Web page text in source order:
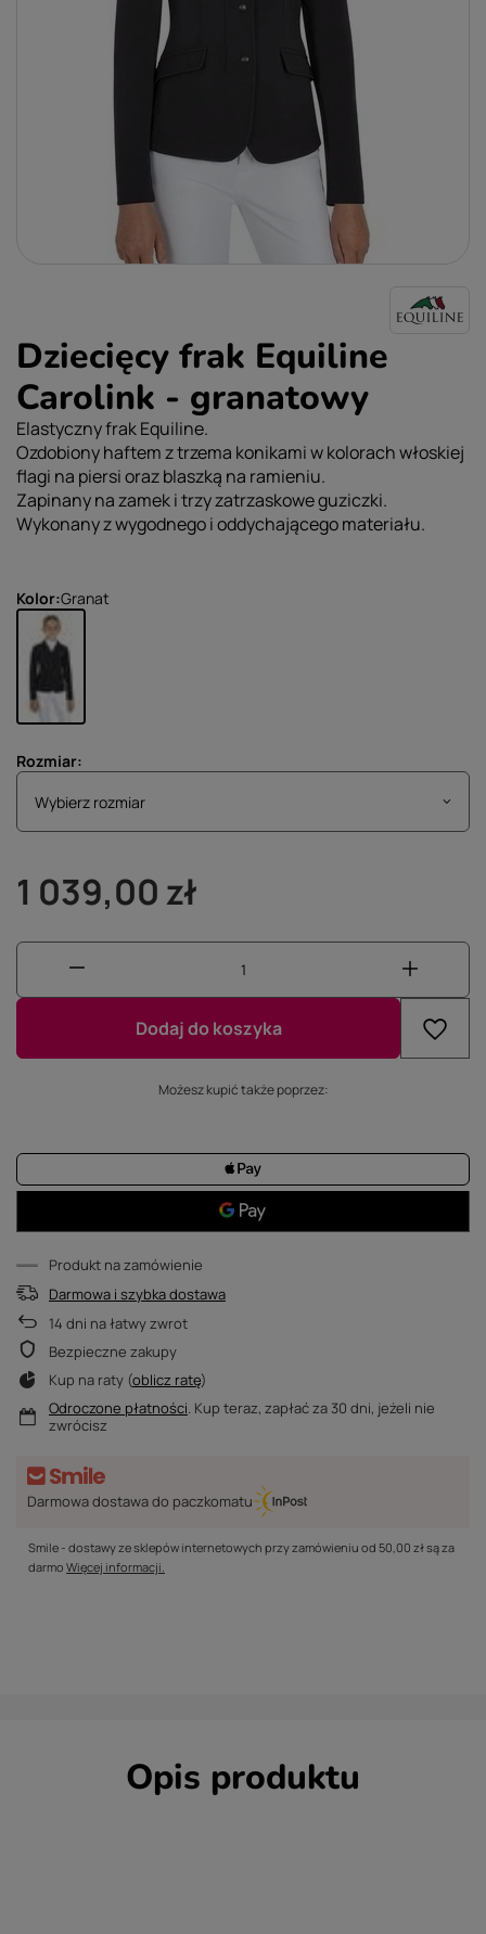
Dziecięcy frak Equiline
Carolink - granatowy
Elastyczny frak Equiline.
Ozdobiony haftem z trzema konikami w kolorach włoskiej
flagi na piersi oraz blaszką na ramieniu.
Zapinany na zamek i trzy zatrzaskowe guziczki.
Wykonany z wygodnego i oddychającego materiału.
Kolor Granat
Rozmiar
Wybierz rozmiar
Wybierz rozmiar
1 039,00 zł
Dodaj do koszyka
Możesz kupić także poprzez:
Produkt na zamówienie
Darmowa i szybka dostawa
14 dni na łatwy zwrot
Bezpieczne zakupy
Kup na raty (oblicz ratę)
Odroczone płatności. Kup teraz, zapłać za 30 dni, jeżeli nie
zwrócisz
Darmowa dostawa do paczkomatu
Smile - dostawy ze sklepów internetowych przy zamówieniu od 50,00 złsą za
darmo Więcej informacji.
Opis produktu